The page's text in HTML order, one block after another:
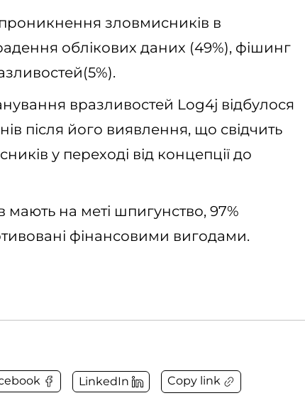
зловмисників в
облікових даних (49%), фішинг
вразливостей Log4j відбулося
після його виявлення, що свідчить
у переході від концепції до
на меті шпигунство, 97%
фінансовими вигодами.
LinkedIn Copy link